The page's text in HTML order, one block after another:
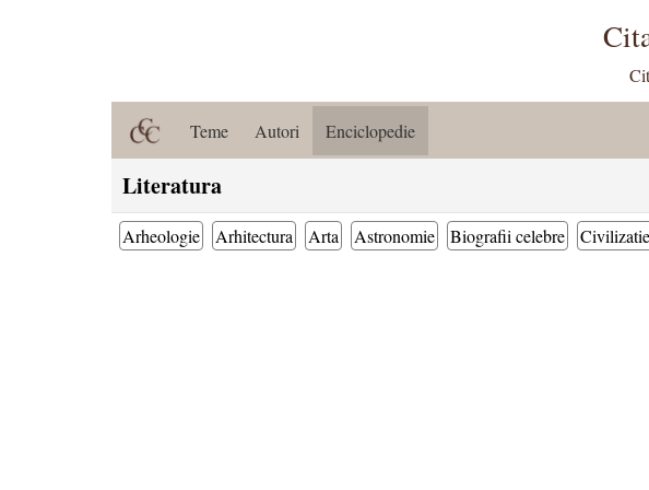
Teme Autori Enciclopedie
Literatura
Arheologie Arhitectura Arta Astronomie Biografii celebre Civilizatie